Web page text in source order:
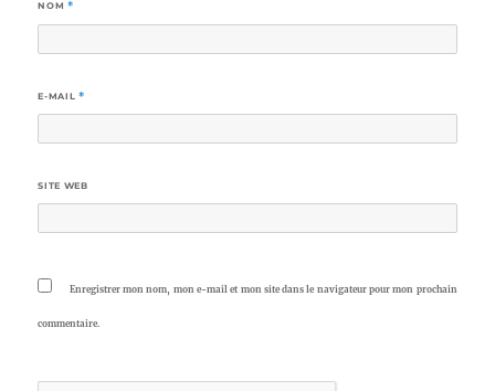
NOM *
E-MAIL *
SITE WEB
Enregistrer mon nom, mon e-mail et mon site dans le navigateur pour mon prochain
commentaire.